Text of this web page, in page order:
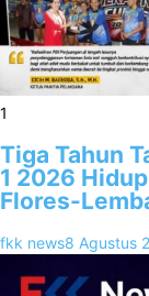
1
Tiga Tahun
1 2026
Flores-
fkk news8 Agustus